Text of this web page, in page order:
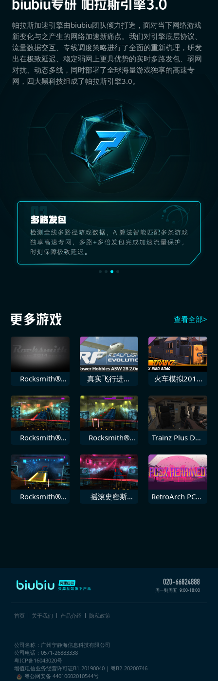
帕拉斯加速引擎由biubiu团队倾力打造，面对当下网络游戏
新变化与之产生的网络加速新痛点。我们对引擎底层协议、
流量数据交互、专线调度策略进行了全面的重新梳理，研发
出在极致延迟、稳定弱网上更具优势的实时多路发包、弱网
对抗、动态多线，同时部署了全球海量游戏独享的高速专
网，四大黑科技组成了帕拉斯引擎3.0。
查看全部>
Rocksmith®
D 致敬
真实飞行进化
ASW28
火车模拟2019
SD60
Rocksmith®
在我手中
Rocksmith®
The Pretty
Reckless Make
Me Wanna Die
Trainz Plus DLC
路 AC4400CW
98009840
Rocksmith®
摇滚史密斯
RetroArch PCSX
周一到周五 9:00-18:00
首页 关于我们 产品介绍 隐私政策
公司名称：广州宁静海信息科技有限公司
公司电话：0571-26883338
粤ICP备16043020号
增值电信业务经营许可证B1-20190040 | 粤B2-20200746
粤公网安备 44010602010544号